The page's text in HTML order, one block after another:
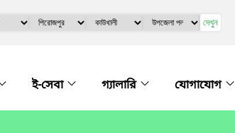
দেখুন
ই-সেবা গ্যালারি যোগাযোগ